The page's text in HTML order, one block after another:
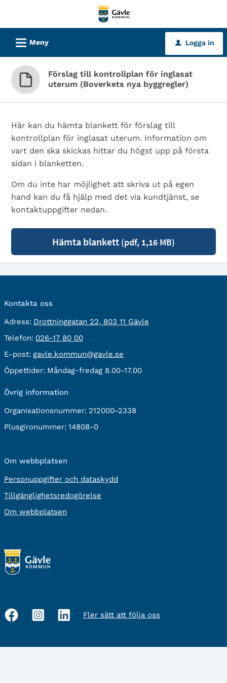
tjänster
Gävle
kommun
L Meny u Logga in
Förslag till kontrollplan för inglasat
uterum (Boverkets nya byggregler)
Här kan du hämta blankett för förslag till
kontrollplan för inglasat uterum. Information om
vart den ska skickas hittar du högst upp på första
sidan i blanketten.
Om du inte har möjlighet att skriva ut på egen
hand kan du få hjälp med det via kundtjänst, se
kontaktuppgifter nedan.
Hämta blankett (pdf, 1,16 MB)
Kontakta oss
Adress: besöksadress:
Drottninggatan 22, 803 11 Gävle
Telefon: Telefon:
026-17 80 00
E-post: E-
post:
gavle.kommun@gavle.se
Öppettider: Måndag-fredag 8.00-17.00
Övrig information
Organisationsnummer: 212000-2338
Plusgironummer: 14808-0
Om webbplatsen
Personuppgifter och dataskydd
Tillgänglighetsredogörelse
Om webbplatsen
Sociala
Fler sätt att följa oss